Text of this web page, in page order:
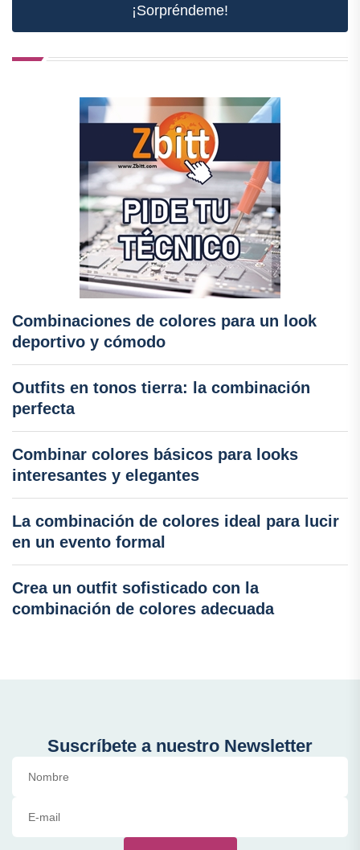
¡Sorpréndeme!
Combinaciones de colores para un look
deportivo y cómodo
Outfits en tonos tierra: la combinación
perfecta
Combinar colores básicos para looks
interesantes y elegantes
La combinación de colores ideal para lucir
en un evento formal
Crea un outfit sofisticado con la
combinación de colores adecuada
Suscríbete a nuestro Newsletter